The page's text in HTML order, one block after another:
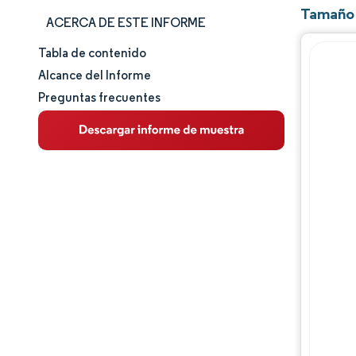
ACERCA DE ESTE INFORME
Tamaño y cuota de mercado
Análisis de mercado
Tendencias e ideas
Tabla de contenido
Alcance del Informe
Preguntas frecuentes